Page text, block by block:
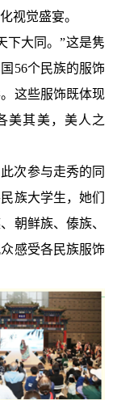
视觉盛宴。
下大同。”这是隽
56个民族的服饰
这些服饰既体现
美其美，美人之
次参与走秀的同
族大学生，她们
朝鲜族、傣族、
感受各民族服饰